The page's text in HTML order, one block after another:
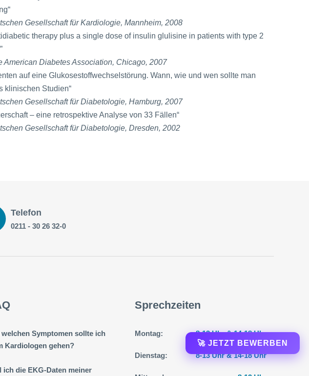
Gesellschaft für Kardiologie, Mannheim, 2008
therapy plus a single dose of insulin glulisine in patients with type 2
American Diabetes Association, Chicago, 2007
auf eine Glukosestoffwechselstörung. Wann, wie und wen sollte man
klinischen Studien“
Gesellschaft für Diabetologie, Hamburg, 2007
– eine retrospektive Analyse von 33 Fällen“
Gesellschaft für Diabetologie, Dresden, 2002
Telefon
0211 - 30 26 32-0
welchen Symptomen sollte ich
Kardiologen gehen?
ich die EKG-Daten meiner
Sprechzeiten
Montag: 8-13 Uhr & 14-18 Uhr
Dienstag: 8-13 Uhr & 14-18 Uhr
⭐ Top Benefits!
🚀 JETZT BEWERBEN